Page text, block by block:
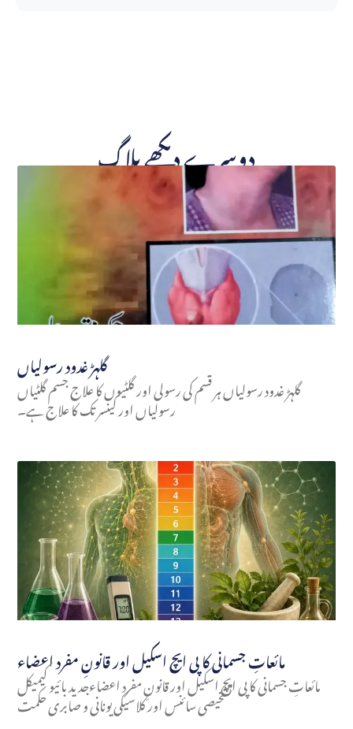
دوسرے دیکھے بلاگ
گلہڑ غدود رسولیاں
گلہڑ غدود رسولیاں ہر قسم کی رسولی اور گلٹیوں کا علاج جسم گلٹیاں
رسولیاں اور کینسر تک کا علاج ہے۔
مائعاتِ جسمانی کا پی ایچ اسکیل اور قانونِ مفرد اعضاء
مائعاتِ جسمانی کا پی ایچ اسکیل اور قانونِ مفرد اعضاءجدید بائیو کیمیکل
تشخیصی سائنس اور کلاسیکی یونانی و صابری حکمت